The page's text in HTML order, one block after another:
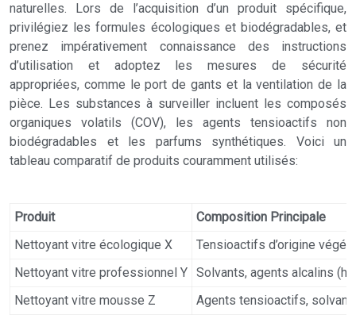
naturelles. Lors de l’acquisition d’un produit spécifique,
privilégiez les formules écologiques et biodégradables, et
prenez impérativement connaissance des instructions
d’utilisation et adoptez les mesures de sécurité
appropriées, comme le port de gants et la ventilation de la
pièce. Les substances à surveiller incluent les composés
organiques volatils (COV), les agents tensioactifs non
biodégradables et les parfums synthétiques. Voici un
tableau comparatif de produits couramment utilisés:
Produit
Composition Principale
Nettoyant vitre écologique X
Tensioactifs d’origine
Nettoyant vitre professionnel Y Solvants, agents alcalins
Nettoyant vitre mousse Z
Agents tensioactifs,